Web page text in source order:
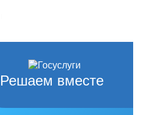
Решаем вместе